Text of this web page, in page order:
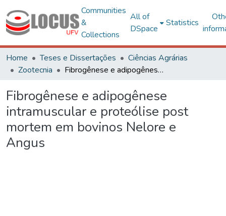
Communities
&
Collections
All of
DSpace
Statistics
Home Teses e Dissertações
Ciências Agrárias
Zootecnia
Fibrogênese e adipogênese intramuscular e proteólise post mortem em bovinos Nelore e Angus
Fibrogênese e adipogênese
intramuscular e proteólise post
mortem em bovinos Nelore e
Angus